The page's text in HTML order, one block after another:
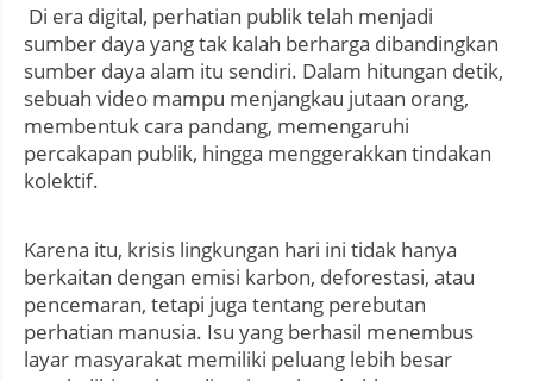
Di era digital, perhatian publik telah menjadi
sumber daya yang tak kalah berharga dibandingkan
sumber daya alam itu sendiri. Dalam hitungan detik,
sebuah video mampu menjangkau jutaan orang,
membentuk cara pandang, memengaruhi
percakapan publik, hingga menggerakkan tindakan
kolektif.
Karena itu, krisis lingkungan hari ini tidak hanya
berkaitan dengan emisi karbon, deforestasi, atau
pencemaran, tetapi juga tentang perebutan
perhatian manusia. Isu yang berhasil menembus
layar masyarakat memiliki peluang lebih besar